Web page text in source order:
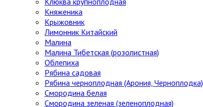
Княженика
Крыжовник
Лимонник Китайский
Малина
Малина Тибетская (розолистная)
Облепиха
Рябина садовая
Рябина черноплодная (Арония, Черноплодка)
Смородина белая
Смородина зеленая (зеленоплодная)